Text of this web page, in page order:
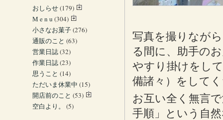
写真を撮りなが
る間に、助手の
やすり掛けをし
備諸々）をして
お互い全く無言
手順」という自
おしらせ(179)
M e n u (304)
小さなお菓子(276)
通販のこと (63)
営業日誌(32)
作業日誌(23)
思うこと (14)
ただいま休業中 (15)
開店前のこと (53)
空白より。
(5)